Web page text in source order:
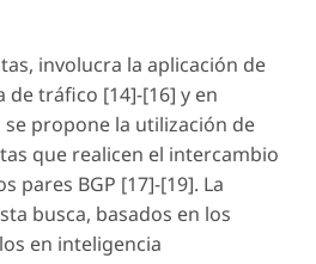
involucra la aplicación de
de tráfico [14]-[16] y en
propone la utilización de
que realicen el intercambio
pares BGP [17]-[19]. La
busca, basados en los
en inteligencia